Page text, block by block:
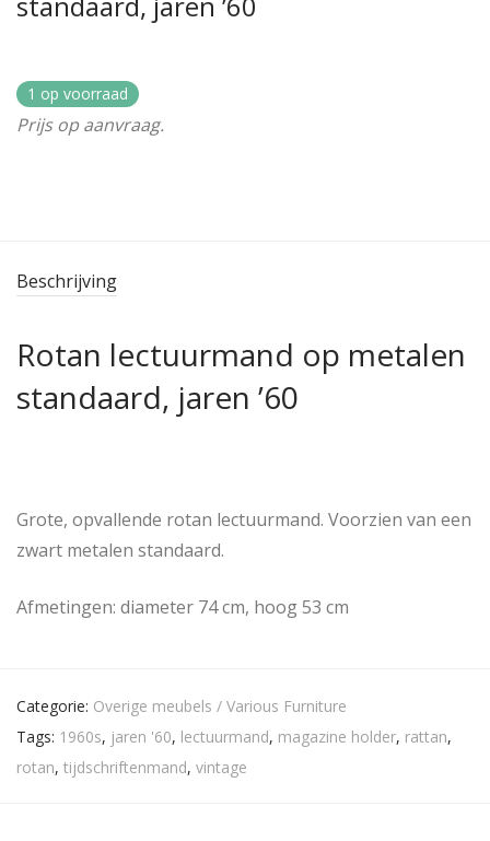
1 op voorraad
Prijs op aanvraag.
Beschrijving
Rotan lectuurmand op metalen
standaard, jaren ’60
Grote, opvallende rotan lectuurmand. Voorzien van een
zwart metalen standaard.
Afmetingen: diameter 74 cm, hoog 53 cm
Categorie: Overige meubels / Various Furniture
Tags: 1960s, jaren '60, lectuurmand, magazine holder, rattan,
rotan, tijdschriftenmand, vintage